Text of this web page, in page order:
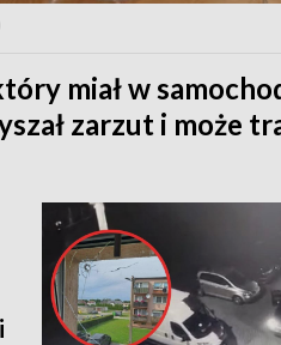
miał w
zarzut i może